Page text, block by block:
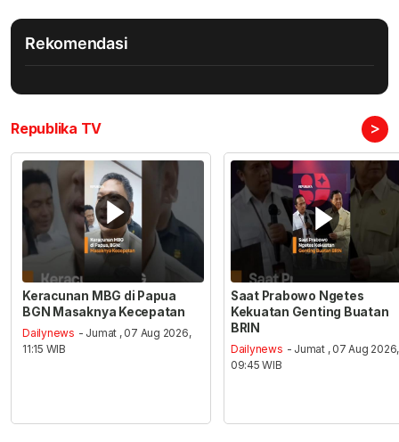
Rekomendasi
Republika TV >
Keracunan MBG di Papua
BGN Masaknya Kecepatan
Dailynews - Jumat , 07 Aug 2026,
11:15 WIB
Saat Prabowo Ngetes
Kekuatan Genting Buatan
BRIN
Dailynews - Jumat , 07 Aug 2026,
09:45 WIB